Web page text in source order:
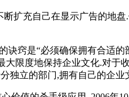
扩充自己在显示广告的地
诀窍是“必须确保拥有合适
限度地保持企业文化.对
独立的部门,拥有自己的企